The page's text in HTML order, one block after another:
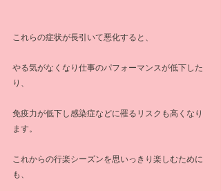
これらの症状が長引いて悪化すると、
やる気がなくなり仕事のパフォーマンスが低下した
り、
免疫力が低下し感染症などに罹るリスクも高くなり
ます。
これからの行楽シーズンを思いっきり楽しむために
も、